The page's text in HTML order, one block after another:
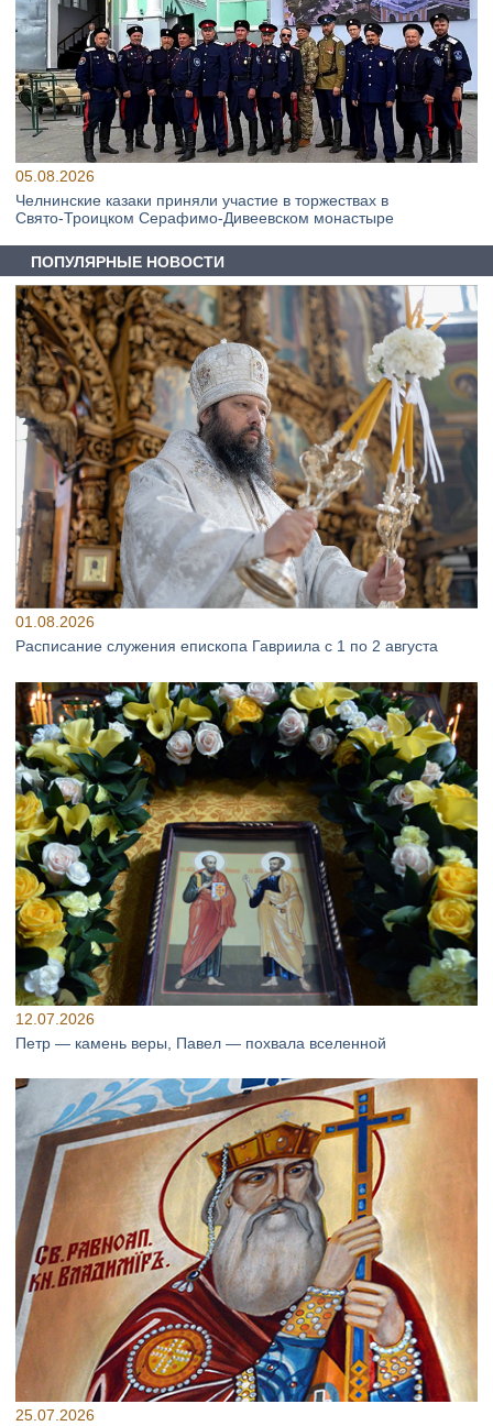
05.08.2026
Челнинские казаки приняли участие в торжествах в
Свято‑Троицком Серафимо‑Дивеевском монастыре
ПОПУЛЯРНЫЕ НОВОСТИ
01.08.2026
Расписание служения епископа Гавриила с 1 по 2 августа
12.07.2026
Петр — камень веры, Павел — похвала вселенной
25.07.2026